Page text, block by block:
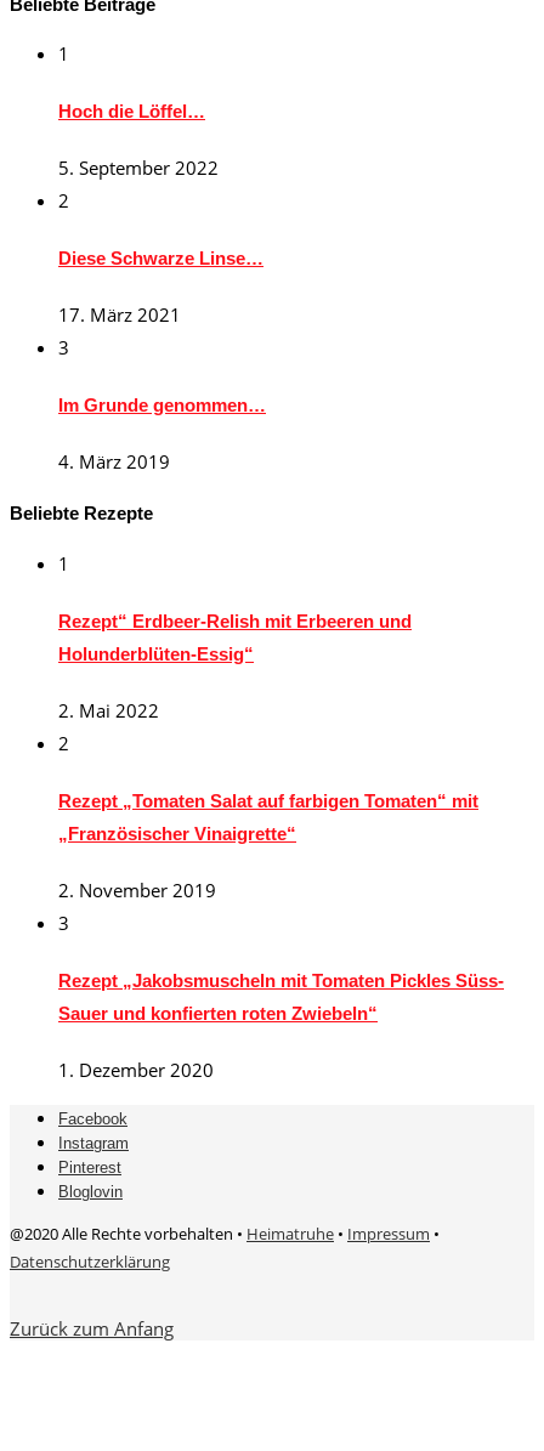
1
Hoch die Löffel…
5. September 2022
2
Diese Schwarze Linse…
17. März 2021
3
Im Grunde genommen…
4. März 2019
Beliebte Rezepte
1
Rezept“ Erdbeer-Relish mit Erbeeren und
Holunderblüten-Essig“
2. Mai 2022
2
Rezept „Tomaten Salat auf farbigen Tomaten“ mit
„Französischer Vinaigrette“
2. November 2019
3
Rezept „Jakobsmuscheln mit Tomaten Pickles Süss-
Sauer und konfierten roten Zwiebeln“
1. Dezember 2020
Facebook
Instagram
Pinterest
Bloglovin
@2020 Alle Rechte vorbehalten • Heimatruhe • Impressum •
Datenschutzerklärung
Zurück zum Anfang